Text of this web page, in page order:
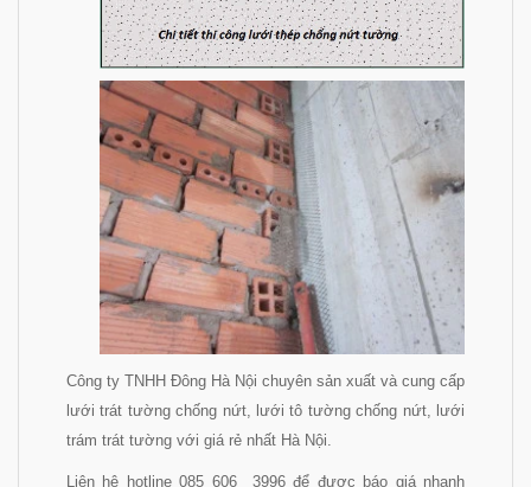
Công ty TNHH Đông Hà Nội chuyên sản xuất và cung cấp
lưới trát tường chống nứt, lưới tô tường chống nứt, lưới
trám trát tường với giá rẻ nhất Hà Nội.
Liên hệ hotline 085 606 3996 để được báo giá nhanh